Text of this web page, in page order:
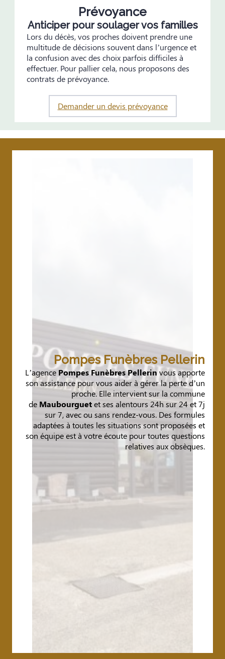
Prévoyance
Anticiper pour soulager vos familles
Lors du décès, vos proches doivent prendre une
multitude de décisions souvent dans l’urgence et
la confusion avec des choix parfois difficiles à
effectuer. Pour pallier cela, nous proposons des
contrats de prévoyance.
Demander un devis prévoyance
Pompes Funèbres Pellerin
L’agencePompes Funèbres Pellerinvous apporte
son assistance pour vous aider à gérer la perte d’un
proche. Elle intervient sur la commune
de Maubourguetet ses alentours 24h sur 24 et 7j
sur 7, avec ou sans rendez-vous. Des formules
adaptées à toutes les situations sont proposées et
son équipe est à votre écoute pour toutes questions
relatives aux obsèques.